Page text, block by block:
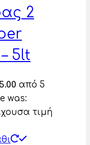
2
– 5lt
5.00 από 5
was:
τιμή